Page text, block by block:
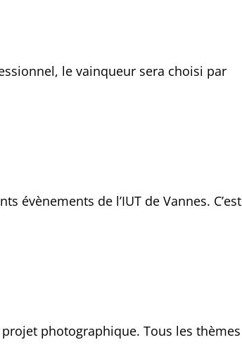
le vainqueur sera choisi par
de l’IUT de Vannes. C’est
photographique. Tous les thèmes